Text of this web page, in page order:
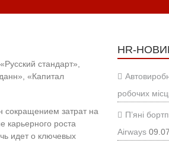
стандарт»,
«Капитал
сокращением затрат на
карьерного роста
идет о ключевых
HR-
робочих
П’яні
Airways